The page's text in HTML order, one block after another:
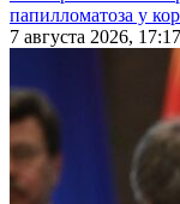
папилломатоза у
7 августа 2026, 17:17